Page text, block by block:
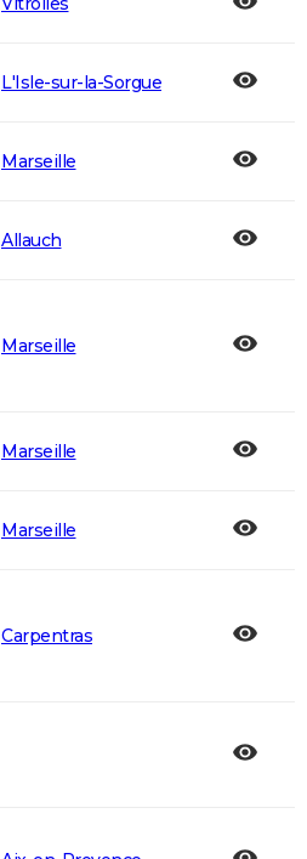
L'Isle-sur-la-Sorgue
Marseille
Allauch
Marseille
Marseille
Marseille
Carpentras